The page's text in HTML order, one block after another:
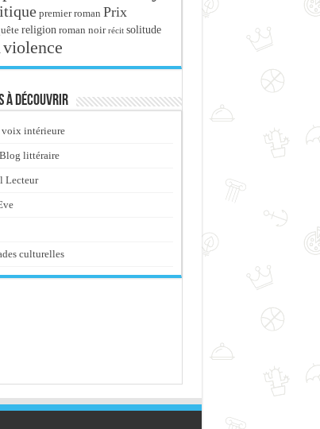
premier roman Prix
religion roman noir récit solitude
violence
à découvrir
voix intérieure
littéraire
Lecteur
culturelles